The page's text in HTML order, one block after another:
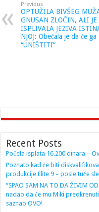
Previous
OPTUŽILA BIVŠEG
GNUSAN ZLOČIN, ALI JE
ISPLIVALA JEZIVA
NJOJ: Obećala je da će ga
“UNIŠTITI”
Recent Posts
Počela isplata 16.200 dinara –
Poznato kad će biti
produkcije Elite 9 – posle tuče
“SPAO SAM NA TO DA ŽIVIM
nadao da će mu Miki
saznao OVO!